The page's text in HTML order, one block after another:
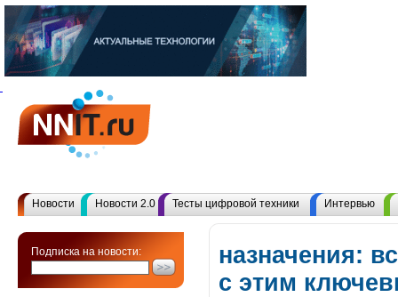
Новости Новости 2.0 Тесты цифровой техники Интервью
Подписка на новости:
назначения:
с этим